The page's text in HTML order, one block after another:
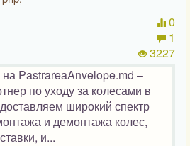
0
1
3227
PastrareaAnvelope.md –
по уходу за колесами в
широкий спектр
и демонтажа колес,
и...